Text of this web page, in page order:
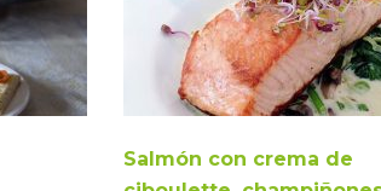
Salmón con crema de